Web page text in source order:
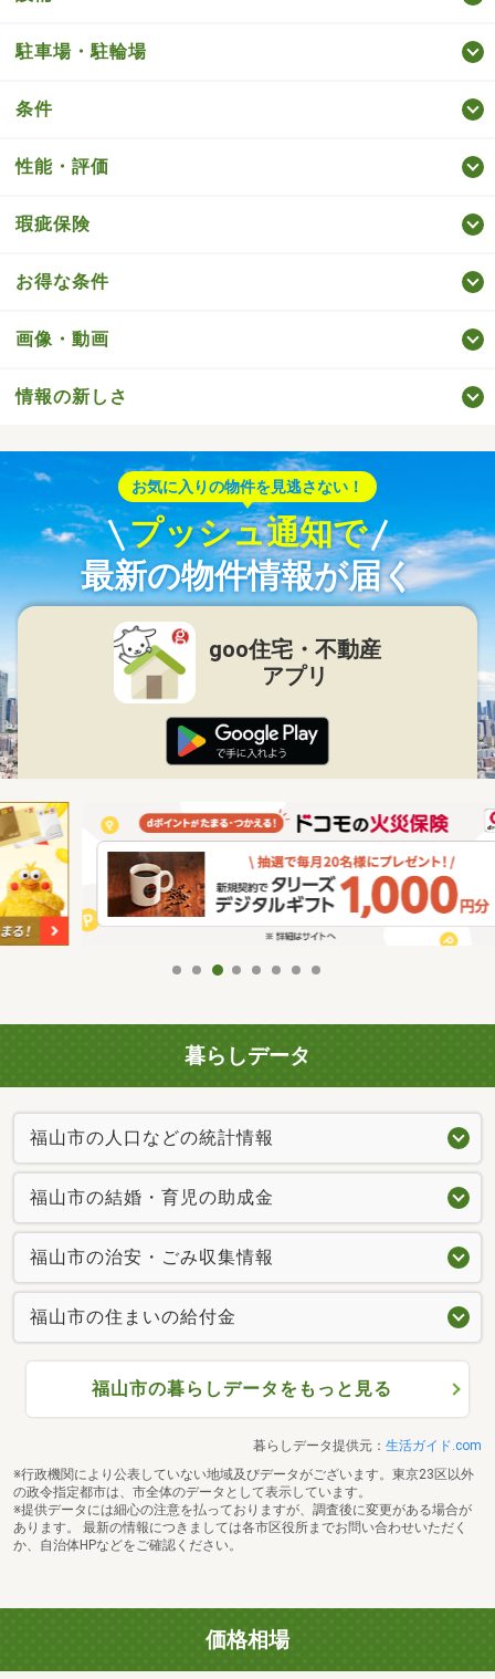
駐車場・駐輪場
条件
性能・評価
瑕疵保険
お得な条件
画像・動画
情報の新しさ
お気に入りの物件を見逃さない！
プッシュ通知で
最新の物件情報が届く
goo住宅・不動産
アプリ
暮らしデータ
福山市の人口などの統計情報
福山市の結婚・育児の助成金
福山市の治安・ごみ収集情報
福山市の住まいの給付金
福山市の暮らしデータをもっと見る
暮らしデータ提供元： 生活ガイド.com
※行政機関により公表していない地域及びデータがございます。東京23区以外
の政令指定都市は、市全体のデータとして表示しています。
※提供データには細心の注意を払っておりますが、調査後に変更がある場合が
あります。 最新の情報につきましては各市区役所までお問い合わせいただく
か、自治体HPなどをご確認ください。
価格相場